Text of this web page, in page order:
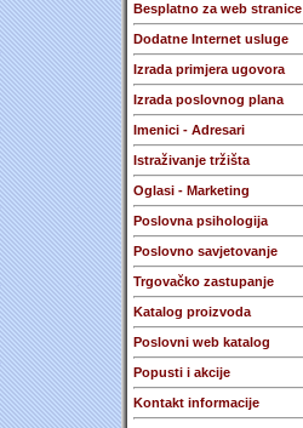
Besplatno za web stranice
Dodatne Internet usluge
Izrada primjera ugovora
Izrada poslovnog plana
Imenici - Adresari
Istraživanje tržišta
Oglasi - Marketing
Poslovna psihologija
Poslovno savjetovanje
Trgovačko zastupanje
Katalog proizvoda
Poslovni web katalog
Popusti i akcije
Kontakt informacije